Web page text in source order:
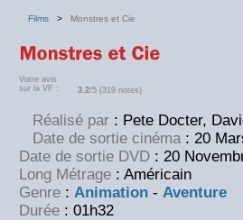
Films > Monstres et Cie
Votre avis
sur la VF :
3.2/5 (319 notes)
Réalisé par : Pete Docter,
Date de sortie cinéma : 20
Date de sortie DVD : 20
Long Métrage : Américain
Genre : Animation - Aventure
Durée : 01h32